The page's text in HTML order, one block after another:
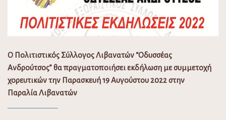
Ο Πολιτιστικός Σύλλογος Λιβανατών “Οδυσσέας
Ανδρούτσος” θα πραγματοποιήσει εκδήλωση με συμμετοχή
χορευτικών την Παρασκευή 19 Αυγούστου 2022 στην
Παραλία Λιβανατών